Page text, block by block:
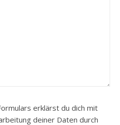
erklärst du dich mit
deiner Daten durch